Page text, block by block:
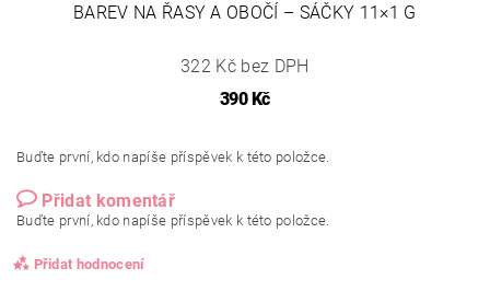
BAREV NA ŘASY A OBOČÍ – SÁČKY 11×1 G
322 Kč bez DPH
390 Kč
Buďte první, kdo napíše příspěvek k této položce.
Přidat komentář
Buďte první, kdo napíše příspěvek k této položce.
Přidat hodnocení